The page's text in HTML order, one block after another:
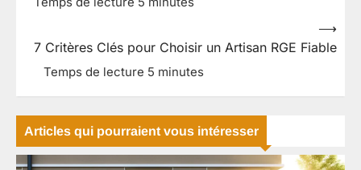
7 Critères Clés pour Choisir un Artisan RGE Fiable
⟶
Articles qui pourraient vous intéresser